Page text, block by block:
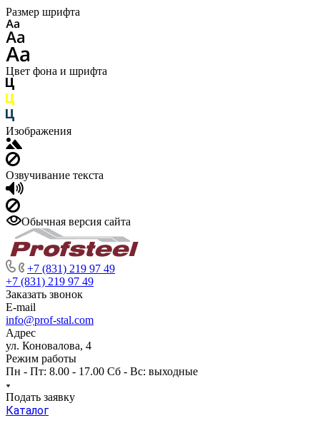
Размер шрифта
Цвет фона и шрифта
Изображения
Озвучивание текста
Обычная версия сайта
+7 (831) 219 97 49
+7 (831) 219 97 49
Заказать звонок
E-mail
info@prof-stal.com
Адрес
ул. Коновалова, 4
Режим работы
Пн - Пт: 8.00 - 17.00 Сб - Вс: выходные
Подать заявку
Каталог